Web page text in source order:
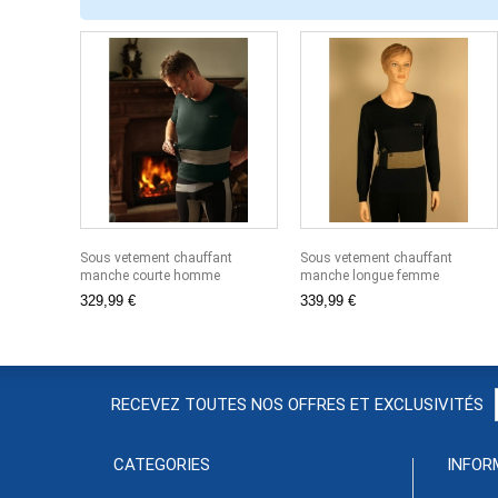
Sous vetement chauffant
manche courte homme
329,99 €
Sous vetement chauffant
manche longue femme
339,99 €
RECEVEZ TOUTES NOS OFFRES ET EXCLUSIVITÉS
CATÉGORIES